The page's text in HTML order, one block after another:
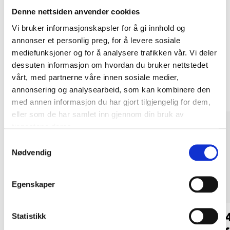
Denne nettsiden anvender cookies
Vi bruker informasjonskapsler for å gi innhold og
annonser et personlig preg, for å levere sosiale
mediefunksjoner og for å analysere trafikken vår. Vi deler
dessuten informasjon om hvordan du bruker nettstedet
vårt, med partnerne våre innen sosiale medier,
annonsering og analysearbeid, som kan kombinere den
med annen informasjon du har gjort tilgjengelig for dem,
eller som de har samlet inn gjennom din bruk av
Nødvendig
Egenskaper
Statistikk
Kjøp & Hent i ditt varehus.
LES MER
Andre kunder har også kjøpt
4990